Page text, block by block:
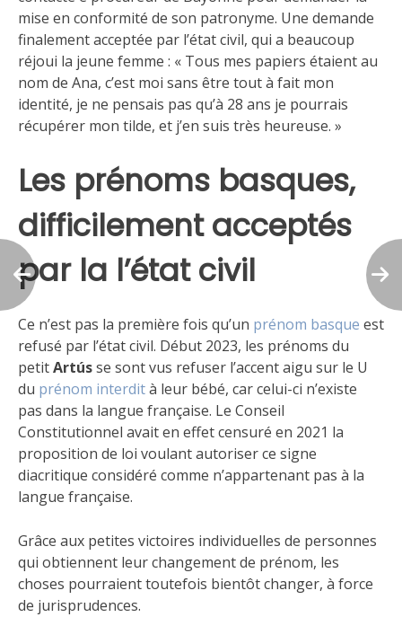
mise en conformité de son patronyme. Une demande
finalement acceptée par l’état civil, qui a beaucoup
réjoui la jeune femme : « Tous mes papiers étaient au
nom de Ana, c’est moi sans être tout à fait mon
identité, je ne pensais pas qu’à 28 ans je pourrais
récupérer mon tilde, et j’en suis très heureuse. »
Les prénoms basques,
difficilement acceptés
par la l’état civil
Ce n’est pas la première fois qu’un prénom basque est
refusé par l’état civil. Début 2023, les prénoms du
petitArtússe sont vus refuser l’accent aigu sur le U
du prénom interdità leur bébé, car celui-ci n’existe
pas dans la langue française. Le Conseil
Constitutionnel avait en effet censuré en 2021 la
proposition de loi voulant autoriser ce signe
diacritique considéré comme n’appartenant pas à la
langue française.
Grâce aux petites victoires individuelles de personnes
qui obtiennent leur changement de prénom, les
choses pourraient toutefois bientôt changer, à force
de jurisprudences.